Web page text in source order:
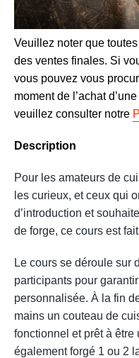
Veuillez noter que
des ventes finales. Si
vous pouvez vous
moment de l’achat
veuillez consulter notre
Description
Pour les amateurs de
les curieux, et ceux qui
d’introduction et
de forge, ce cours est
Le cours se déroule sur
participants pour
personnalisée. À la fin
mains un couteau de
fonctionnel et prêt à
également forgé 1 ou 2